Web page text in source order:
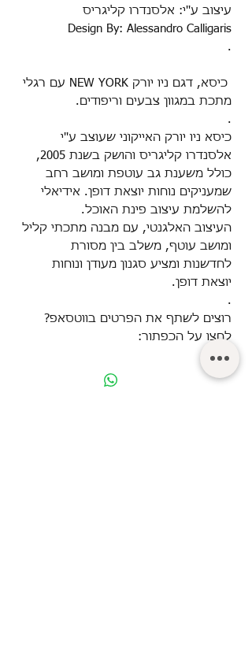
עיצוב ע''י: אלסנדרו קליגריס
Design By: Alessandro Calligaris
.
כיסא, דגם ניו יורק NEW YORK
עם רגלי
מתכת במגוון צבעים וריפודים.
.
כיסא ניו יורק האייקוני שעוצב ע''י
אלסנדרו קליגריס והושק בשנת 2005,
כולל משענת גב עוטפת ומושב רחב
שמעניקים נוחות יוצאת דופן. אידיאלי
להשלמת עיצוב פינת האוכל.
העיצוב האלגנטי, עם מבנה מתכתי קליל
ומושב עוטף, משלב בין מסורת
לחדשנות ומציע סגנון מעודן ונוחות
יוצאת דופן.
.
רוצים לשתף את הפרטים בווטסאפ?
לחצו על הכפתור: